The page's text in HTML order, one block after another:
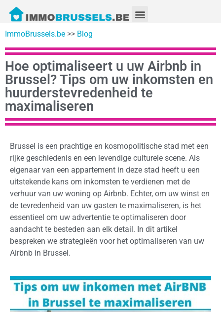
ImmoBrussels.be >> Blog
Hoe optimaliseert u uw Airbnb in
Brussel? Tips om uw inkomsten en
huurderstevredenheid te
maximaliseren
Brussel is een prachtige en kosmopolitische stad met een
rijke geschiedenis en een levendige culturele scene. Als
eigenaar van een appartement in deze stad heeft u een
uitstekende kans om inkomsten te verdienen met de
verhuur van uw woning op Airbnb. Echter, om uw winst en
de tevredenheid van uw gasten te maximaliseren, is het
essentieel om uw advertentie te optimaliseren door
aandacht te besteden aan elk detail. In dit artikel
bespreken we strategieën voor het optimaliseren van uw
Airbnb in Brussel.